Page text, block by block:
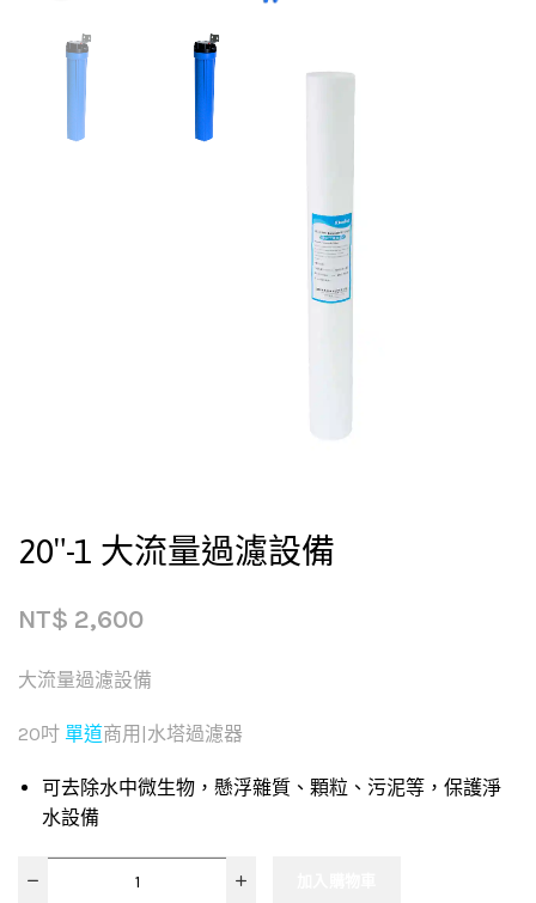
20″-1 大流量過濾設備
NT$ 2,600
大流量過濾設備
20吋 單道商用|水塔過濾器
可去除水中微生物，懸浮雜質、顆粒、污泥等，保護淨
水設備